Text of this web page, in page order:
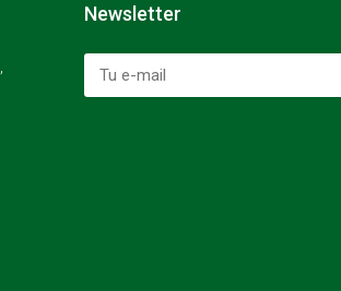
Newsletter